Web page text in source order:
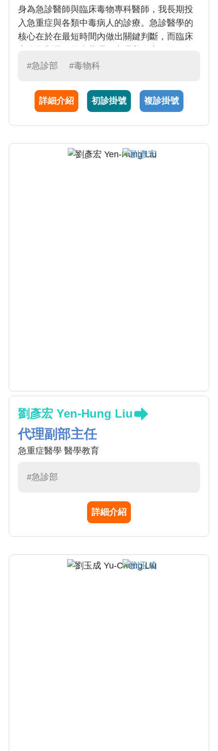
身為急診醫師與臨床毒物專科醫師，我長期投
入急重症與各類中毒病人的診療。急診醫學的
核心在於在最短時間內做出關鍵判斷，而臨床
患者提供精準且即時的治療。 在臨床工作之
透過研究提升中毒治療的科學證據，並培養更
多具備毒物專長的醫師，讓患者在面對突發中
#急診部 #毒物科
詳細介紹 初診掛號 複診掛號
劉彥宏 Yen-Hung Liu
代理副部主任
急重症醫學 醫學教育
#急診部
詳細介紹